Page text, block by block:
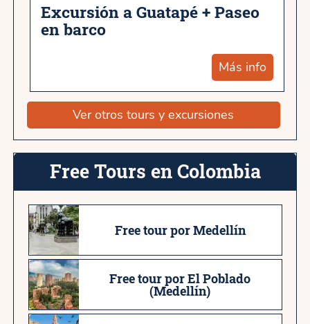
Excursión a Guatapé + Paseo
en barco
Más info
Ver otros tours y excursiones
Free Tours en Colombia
Free tour por Medellín
Free tour por El Poblado
(Medellín)